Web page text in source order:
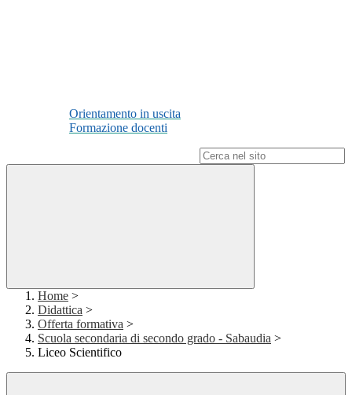
Orientamento in uscita
Formazione docenti
Home >
Didattica >
Offerta formativa >
Scuola secondaria di secondo grado - Sabaudia >
Liceo Scientifico